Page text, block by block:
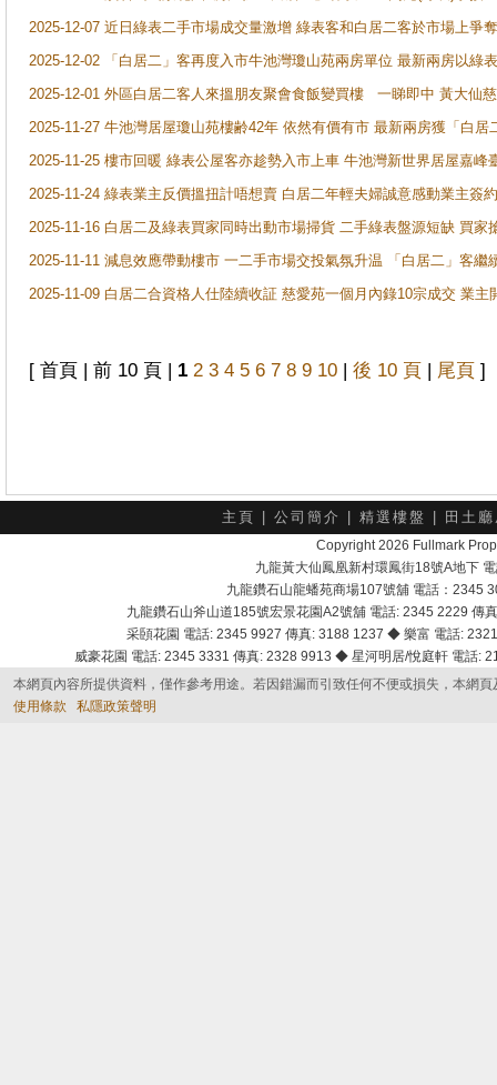
2025-12-07 近日綠表二手市場成交量激增 綠表客和白居二客於市場上
2025-12-02 「白居二」客再度入市牛池灣瓊山苑兩房單位 最新兩房以綠
2025-12-01 外區白居二客人來搵朋友聚會食飯變買樓 一睇即中 黃大仙
2025-11-27 牛池灣居屋瓊山苑樓齢42年 依然有價有市 最新兩房獲「白居
2025-11-25 樓市回暖 綠表公屋客亦趁勢入市上車 牛池灣新世界居屋嘉峰
2025-11-24 綠表業主反價搵扭計唔想賣 白居二年輕夫婦誠意感動業主簽
2025-11-16 白居二及綠表買家同時出動市場掃貨 二手綠表盤源短缺 買
2025-11-11 減息效應帶動樓市 一二手市場交投氣氛升温 「白居二」客
2025-11-09 白居二合資格人仕陸續收証 慈愛苑一個月內錄10宗成交 業
[ 首頁 | 前 10 頁 | 1 2 3 4 5 6 7 8 9 10 | 後 10 頁 | 尾頁 ]
主頁 公司簡介 精選樓盤 田土
Copyright 2026 Fullmark
九龍黃大仙鳳凰新村環鳳街18號A地下
九龍鑽石山龍蟠苑商場107號舖 電話：2345
九龍鑽石山斧山道185號宏景花園A2號舖 電話: 2345 2229
采頣花園 電話: 2345 9927 傳真: 3188 1237 ◆ 樂富 電話:
威豪花園 電話: 2345 3331 傳真: 2328 9913 ◆ 星河明居/悅庭軒 電話
本網頁內容所提供資料，僅作參考用途。若因錯漏而引致任何不便或損失，本網
使用條款
私隱政策聲明